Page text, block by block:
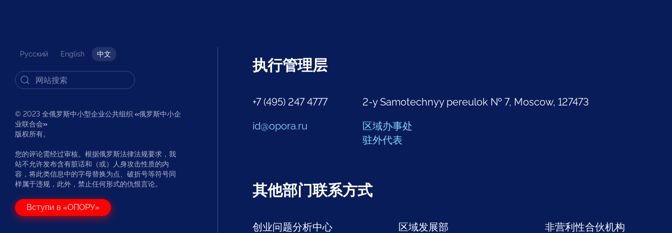
Русский English 中文
© 2023 全俄罗斯中小型企业公共组织 «俄罗斯中小企
业联合会»
版权所有。
您的评论需经过审核。根据俄罗斯法律法规要求，我
站不允许发布含有脏话和（或）人身攻击性质的内
容，将此类信息中的字母替换为点、破折号等符号同
样属于违规，此外，禁止任何形式的仇恨言论。
Вступи в «ОПОРУ»
执行管理层
+7 (495) 247 4777
id@opora.ru
2-y Samotechnyy pereulok № 7, Moscow, 127473
区域办事处
驻外代表
其他部门联系方式
创业问题分析中心 区域发展部 非营利性合伙机构